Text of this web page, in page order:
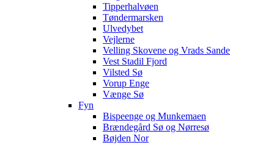
Tipperhalvøen
Tøndermarsken
Ulvedybet
Vejlerne
Velling Skovene og Vrads Sande
Vest Stadil Fjord
Vilsted Sø
Vorup Enge
Vænge Sø
Fyn
Bispeenge og Munkemaen
Brændegård Sø og Nørresø
Bøjden Nor